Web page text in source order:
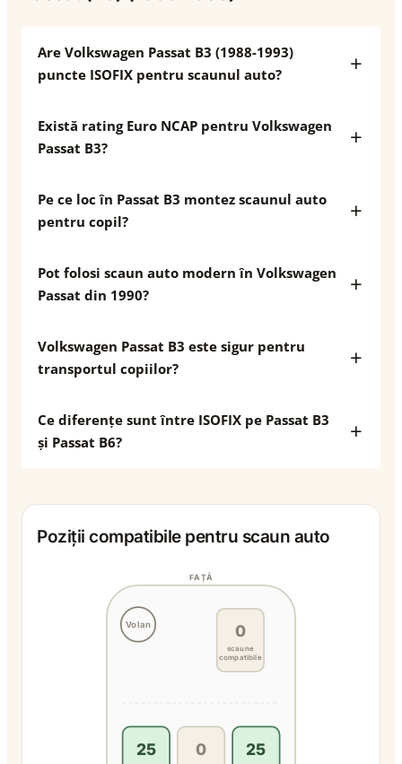
Are Volkswagen Passat B3 (1988-1993)
puncte ISOFIX pentru scaunul auto?
Există rating Euro NCAP pentru Volkswagen
Passat B3?
Pe ce loc în Passat B3 montez scaunul auto
pentru copil?
Pot folosi scaun auto modern în Volkswagen
Passat din 1990?
Volkswagen Passat B3 este sigur pentru
transportul copiilor?
Ce diferențe sunt între ISOFIX pe Passat B3
și Passat B6?
Poziții compatibile pentru scaun auto
Volan
FAȚĂ
0
scaune
compatibile
25 0 25